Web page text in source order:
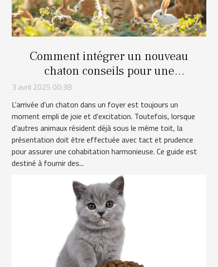
Comment intégrer un nouveau
chaton conseils pour une
cohabitation réussie avec d'autres
animaux
3 avril 2025 00:38
L'arrivée d'un chaton dans un foyer est toujours un
moment empli de joie et d'excitation. Toutefois, lorsque
d'autres animaux résident déjà sous le même toit, la
présentation doit être effectuée avec tact et prudence
pour assurer une cohabitation harmonieuse. Ce guide est
destiné à fournir des...